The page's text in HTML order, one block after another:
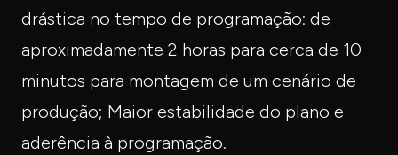
drástica no tempo de programação: de
aproximadamente 2 horas para cerca de 10
minutos para montagem de um cenário de
produção; Maior estabilidade do plano e
aderência à programação.